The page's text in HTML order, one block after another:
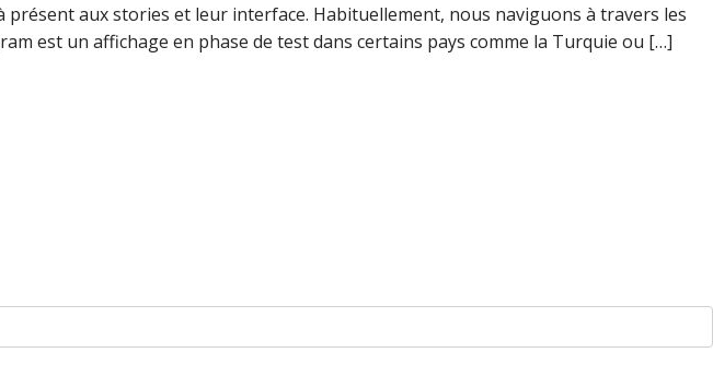
aux stories et leur interface. Habituellement, nous naviguons à travers les
est un affichage en phase de test dans certains pays comme la Turquie ou […]